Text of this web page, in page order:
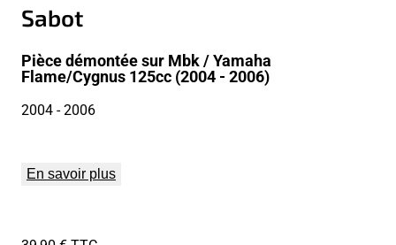
Sabot
Pièce démontée sur Mbk / Yamaha
Flame/Cygnus 125cc (2004 - 2006)
2004- 2006
En savoir plus